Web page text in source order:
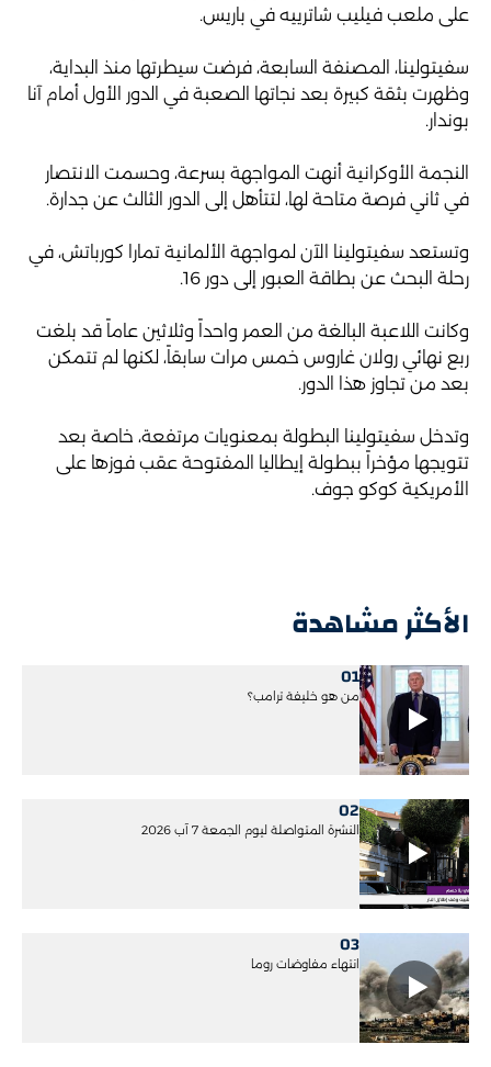
الأكثر مشاهدة
01
من هو خليفة ترامب؟
02
النشرة المتواصلة ليوم الجمعة 7 آب 2026
03
انتهاء مفاوضات روما
على ملعب فيليب شاترييه في باريس.
سفيتولينا، المصنفة السابعة، فرضت سيطرتها منذ البداية،
وظهرت بثقة كبيرة بعد نجاتها الصعبة في الدور الأول أمام آنا
بوندار.
النجمة الأوكرانية أنهت المواجهة بسرعة، وحسمت الانتصار
في ثاني فرصة متاحة لها، لتتأهل إلى الدور الثالث عن جدارة.
وتستعد سفيتولينا الآن لمواجهة الألمانية تمارا كورباتش، في
رحلة البحث عن بطاقة العبور إلى دور 16.
وكانت اللاعبة البالغة من العمر واحداً وثلاثين عاماً قد بلغت
ربع نهائي رولان غاروس خمس مرات سابقاً، لكنها لم تتمكن
بعد من تجاوز هذا الدور.
وتدخل سفيتولينا البطولة بمعنويات مرتفعة، خاصة بعد
تتويجها مؤخراً ببطولة إيطاليا المفتوحة عقب فوزها على
الأمريكية كوكو جوف.